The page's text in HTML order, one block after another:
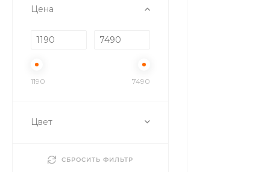
Цена
1190 7490
Цвет
СБРОСИТЬ ФИЛЬТР